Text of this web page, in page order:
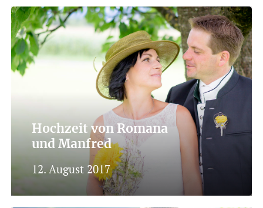
Hochzeit von Romana
und Manfred
12. August 2017